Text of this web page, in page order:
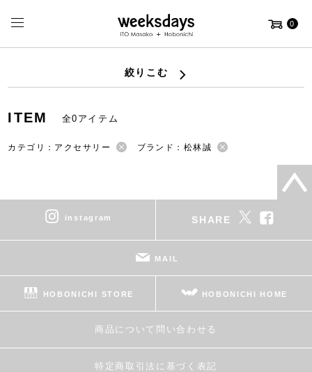
0
絞りこむ
ITEM 全0アイテム
カテゴリ：アクセサリー ブランド：松林誠
instagram SHARE
MAIL
HOBONICHI STORE HOBONICHI HOME
商品について問い合わせる
特定商取引法に基づく表記